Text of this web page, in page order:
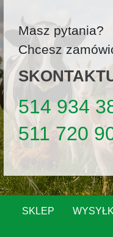
Masz pytania?
Chcesz
514 934
511 720
SKLEP